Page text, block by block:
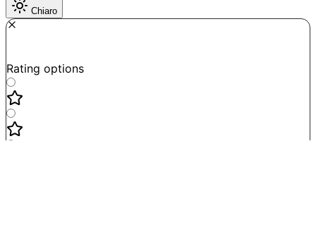
Chiaro
Rating options